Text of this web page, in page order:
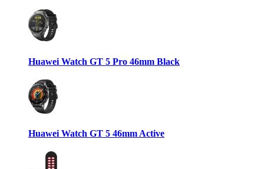
Huawei Watch GT 5 Pro 46mm Black
Huawei Watch GT 5 46mm Active